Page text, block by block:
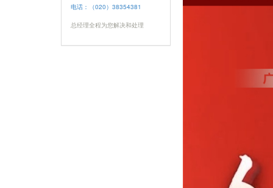
电话：（020）38354381
总经理全程为您解决和处理